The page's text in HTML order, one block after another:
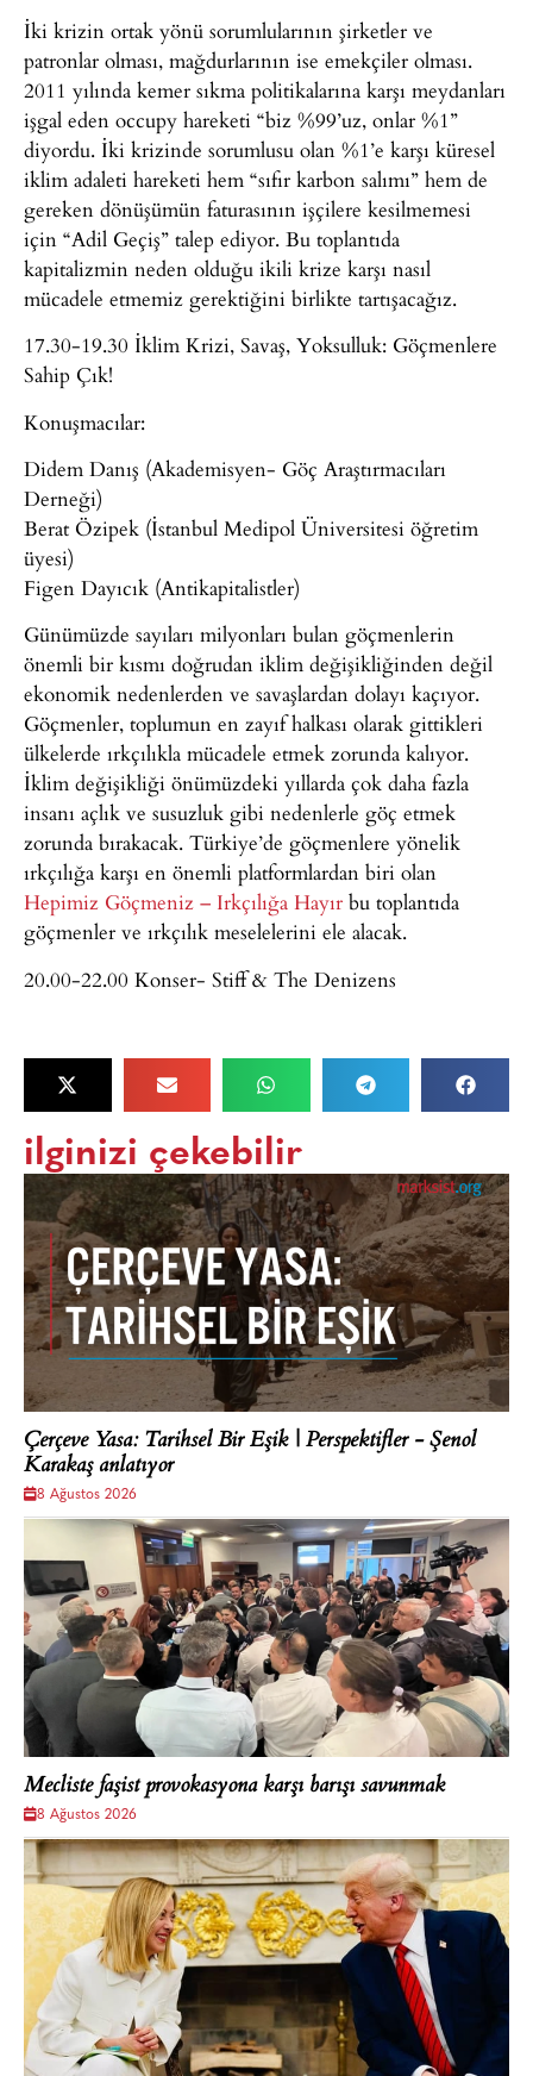
İki krizin ortak yönü sorumlularının şirketler ve
patronlar olması, mağdurlarının ise emekçiler olması.
2011 yılında kemer sıkma politikalarına karşı meydanları
işgal eden occupy hareketi “biz %99’uz, onlar %1”
diyordu. İki krizinde sorumlusu olan %1’e karşı küresel
iklim adaleti hareketi hem “sıfır karbon salımı” hem de
gereken dönüşümün faturasının işçilere kesilmemesi
için “Adil Geçiş” talep ediyor. Bu toplantıda
kapitalizmin neden olduğu ikili krize karşı nasıl
mücadele etmemiz gerektiğini birlikte tartışacağız.
17.30-19.30 İklim Krizi, Savaş, Yoksulluk: Göçmenlere
Sahip Çık!
Konuşmacılar:
Didem Danış (Akademisyen- Göç Araştırmacıları
Derneği)
Berat Özipek (İstanbul Medipol Üniversitesi öğretim
üyesi)
Figen Dayıcık (Antikapitalistler)
Günümüzde sayıları milyonları bulan göçmenlerin
önemli bir kısmı doğrudan iklim değişikliğinden değil
ekonomik nedenlerden ve savaşlardan dolayı kaçıyor.
Göçmenler, toplumun en zayıf halkası olarak gittikleri
ülkelerde ırkçılıkla mücadele etmek zorunda kalıyor.
İklim değişikliği önümüzdeki yıllarda çok daha fazla
insanı açlık ve susuzluk gibi nedenlerle göç etmek
zorunda bırakacak. Türkiye’de göçmenlere yönelik
ırkçılığa karşı en önemli platformlardan biri olan
Hepimiz Göçmeniz – Irkçılığa Hayır bu toplantıda
göçmenler ve ırkçılık meselelerini ele alacak.
20.00-22.00 Konser- Stiff & The Denizens
ilginizi çekebilir
Çerçeve Yasa: Tarihsel Bir Eşik | Perspektifler - Şenol
Karakaş anlatıyor
8 Ağustos 2026
Mecliste faşist provokasyona karşı barışı savunmak
8 Ağustos 2026